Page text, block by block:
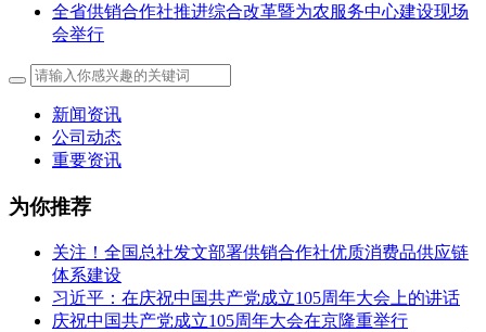
全省供销合作社推进综合改革暨为农服务中心建设现场
会举行
新闻资讯
公司动态
重要资讯
为你推荐
关注！全国总社发文部署供销合作社优质消费品供应链
体系建设
习近平：在庆祝中国共产党成立105周年大会上的讲话
庆祝中国共产党成立105周年大会在京隆重举行